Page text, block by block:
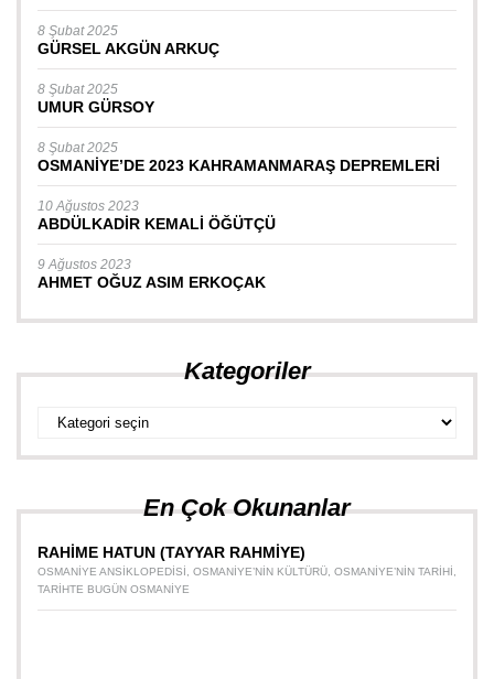
8 Şubat 2025
GÜRSEL AKGÜN ARKUÇ
8 Şubat 2025
UMUR GÜRSOY
8 Şubat 2025
OSMANİYE’DE 2023 KAHRAMANMARAŞ DEPREMLERİ
10 Ağustos 2023
ABDÜLKADİR KEMALİ ÖĞÜTÇÜ
9 Ağustos 2023
AHMET OĞUZ ASIM ERKOÇAK
Kategoriler
Kategoriler
En Çok Okunanlar
RAHİME HATUN (TAYYAR RAHMİYE)
OSMANIYE ANSIKLOPEDISI OSMANIYE’NIN KÜLTÜRÜ OSMANIYE’NIN TARIHI
TARIHTE BUGÜN OSMANIYE